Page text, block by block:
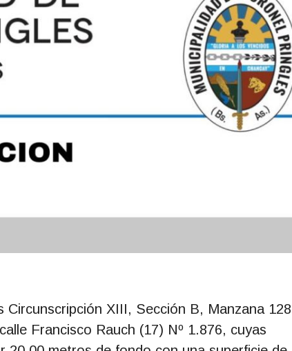
XIII, Sección B, Manzana
Francisco Rauch (17) Nº 1.876, cuyas